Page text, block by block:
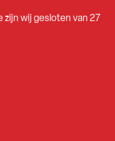
zijn wij gesloten van 27